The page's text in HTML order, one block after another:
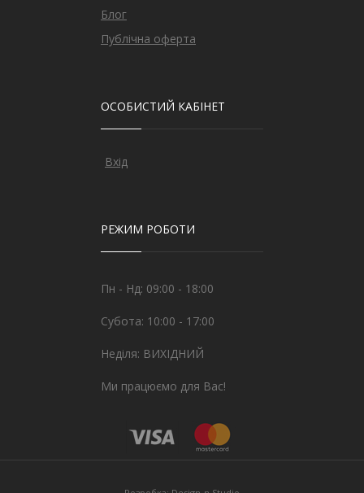
Блог
Публічна оферта
ОСОБИСТИЙ КАБІНЕТ
Вхід
РЕЖИМ РОБОТИ
Пн - Нд: 09:00 - 18:00
Субота: 10:00 - 17:00
Неділя: ВИХІДНИЙ
Ми працюємо для Вас!